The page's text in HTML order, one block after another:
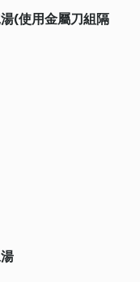
(使用金屬刀組隔